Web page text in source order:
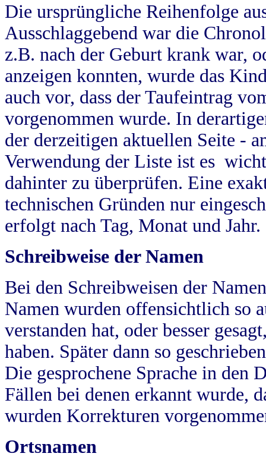
Die ursprüngliche Reihenfolge
Ausschlaggebend war die
z.B. nach der Geburt krank war,
anzeigen konnten, wurde das
auch vor, dass der Taufeintrag
vorgenommen wurde. In
der derzeitigen aktuellen Seite -
Verwendung der Liste ist es
dahinter zu überprüfen. Eine
technischen Gründen nur
erfolgt nach Tag, Monat und Jahr.
Schreibweise der Namen
Bei den Schreibweisen der
Namen wurden offensichtlich so
verstanden hat, oder besser
haben. Später dann so
Die gesprochene Sprache in
Fällen bei denen erkannt wurde,
wurden Korrekturen
Ortsnamen